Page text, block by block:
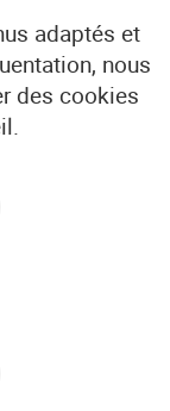
adaptés et
nous
des cookies